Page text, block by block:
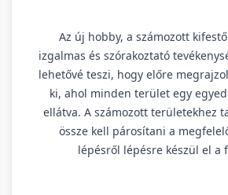
Az új hobby, a számozott
izgalmas és szórakoztató
lehetővé teszi, hogy előre
ki, ahol minden terület egy
ellátva. A számozott területekhez
össze kell párosítani a
lépésről lépésre készül el a